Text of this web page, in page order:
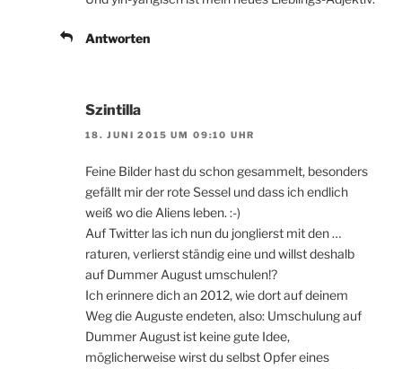
Antworten
Szintilla
18. JUNI 2015 UM 09:10 UHR
Feine Bilder hast du schon gesammelt, besonders
gefällt mir der rote Sessel und dass ich endlich
weiß wo die Aliens leben. :-)
Auf Twitter las ich nun du jonglierst mit den …
raturen, verlierst ständig eine und willst deshalb
auf Dummer August umschulen!?
Ich erinnere dich an 2012, wie dort auf deinem
Weg die Auguste endeten, also: Umschulung auf
Dummer August ist keine gute Idee,
möglicherweise wirst du selbst Opfer eines